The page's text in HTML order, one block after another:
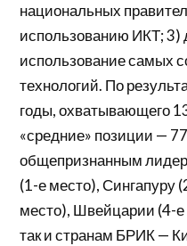
национальных
использованию ИКТ; 3)
использование самых
технологий. По
годы, охватывающего
«средние» позиции —
общепризнанным
(1-е место), Сингапуру
место), Швейцарии (4-
так и странам БРИК —